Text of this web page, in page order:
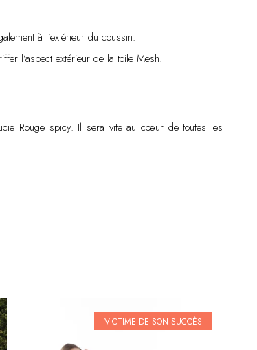
à l’extérieur du coussin.
l’aspect extérieur de la toile Mesh.
Rouge spicy. Il sera vite au cœur de toutes les
VICTIME DE SON SUCCÈS